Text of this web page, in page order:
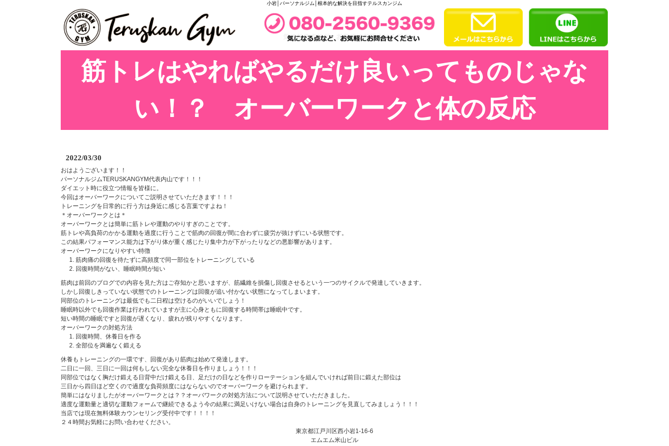
小岩│パーソナルジム│根本的な解決を目指すテルスカンジム
筋トレはやればやるだけ良いってものじゃな
い！？ オーバーワークと体の反応
2022/03/30
おはようございます！！
パーソナルジムTERUSKANGYM代表内山です！！！
ダイエット時に役立つ情報を皆様に。
今回はオーバーワークについてご説明させていただきます！！！
トレーニングを日常的に行う方は身近に感じる言葉ですよね！
＊オーバーワークとは＊
オーバーワークとは簡単に筋トレや運動のやりすぎのことです。
筋トレや高負荷のかかる運動を過度に行うことで筋肉の回復が間に合わずに疲労が抜けずにいる状態です。
この結果パフォーマンス能力は下がり体が重く感じたり集中力が下がったりなどの悪影響があります。
オーバーワークになりやすい特徴
筋肉痛の回復を待たずに高頻度で同一部位をトレーニングしている
回復時間がない、睡眠時間が短い
筋肉は前回のブログでの内容を見た方はご存知かと思いますが、筋繊維を損傷し回復させるという一つのサイクルで発達していきます。
しかし回復しきっていない状態でのトレーニングは回復が追い付かない状態になってしまいます。
同部位のトレーニングは最低でも二日程は空けるのがいいでしょう！
睡眠時以外でも回復作業は行われていますが主に心身ともに回復する時間帯は睡眠中です。
短い時間の睡眠ですと回復が遅くなり、疲れが残りやすくなります。
オーバーワークの対処方法
回復時間、休養日を作る
全部位を満遍なく鍛える
休養もトレーニングの一環です、回復があり筋肉は始めて発達します。
二日に一回、三日に一回は何もしない完全な休養日を作りましょう！！！
同部位ではなく胸だけ鍛える日背中だけ鍛える日、足だけの日などを作りローテーションを組んでいければ前日に鍛えた部位は
三日から四日ほど空くので過度な負荷頻度にはならないのでオーバーワークを避けられます。
簡単にはなりましたがオーバーワークとは？？オーバワークの対処方法について説明させていただきました。
適度な運動量と適切な運動フォームで継続できるよう今の結果に満足いけない場合は自身のトレーニングを見直してみましょう！！！
当店では現在無料体験カウンセリング受付中です！！！！
２４時間お気軽にお問い合わせください。
東京都江戸川区西小岩1-16-6
エムエム米山ビル